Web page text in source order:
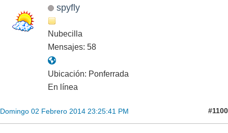
spyfly
Nubecilla
Mensajes: 58
Ubicación: Ponferrada
En línea
Domingo 02 Febrero 2014 23:25:41 PM #1100